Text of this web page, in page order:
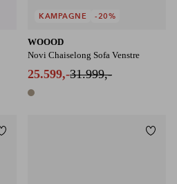
WOOOD
Novi Chaiselong Sofa Venstre
25.599,-31.999,-
1 farve
KAMPAGNE -20%
Tilføj til favoritter